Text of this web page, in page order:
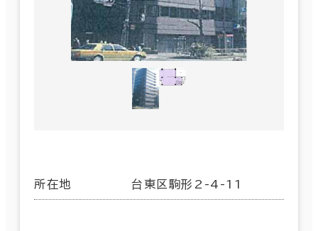
所在地 台東区駒形2-4-11